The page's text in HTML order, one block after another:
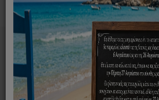
Ανταλλακτικά ηλεκτρικών συσκευών
Home
Συσκευές Μαγειρικής
Φίλτρα Φριτέζας Moulinex Super Uno